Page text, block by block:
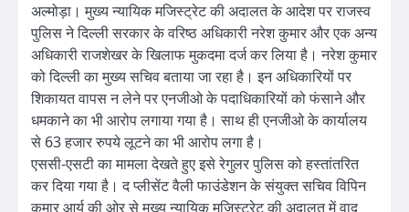
अल्मोड़ा। मुख्य न्यायिक मजिस्ट्रेट की अदालत के आदेश पर राजस्व
पुलिस ने दिल्ली सरकार के वरिष्ठ अधिकारी नरेश कुमार और एक अन्य
अधिकारी राजशेखर के खिलाफ मुकदमा दर्ज कर लिया है। नरेश कुमार
को दिल्ली का मुख्य सचिव बताया जा रहा है। इन अधिकारियों पर
शिकायत वापस न लेने पर एनजीओ के पदाधिकारियों को फंसाने और
धमकाने का भी आरोप लगाया गया है। साथ ही एनजीओ के कार्यालय
से 63 हजार रुपये लूटने का भी आरोप लगा है।
एससी-एसटी का मामला देखते हुए इसे रेगुलर पुलिस को हस्तांतरित
कर दिया गया है। द प्लीसेंट वैली फाउंडेशन के संयुक्त सचिव विपिन
कुमार आर्य की ओर से मुख्य न्यायिक मजिस्ट्रेट की अदालत में वाद